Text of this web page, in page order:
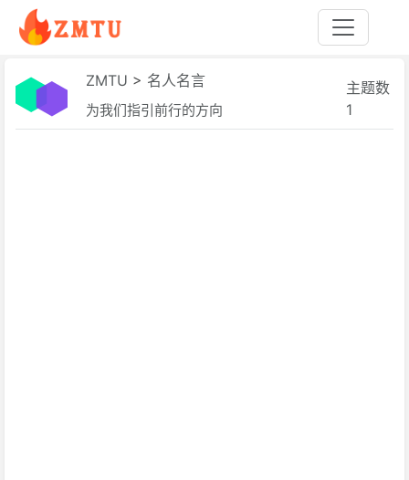
ZMTU > 名人名言
为我们指引前行的方向
主题数
1